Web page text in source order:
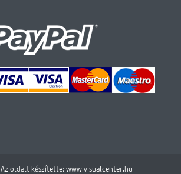
Az oldalt készítette: www.visualcenter.hu